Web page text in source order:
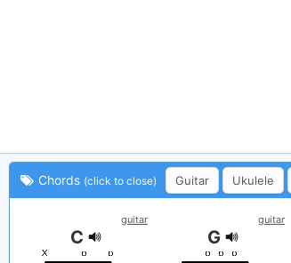
Chords (click to close) Guitar Ukulele
guitar
C
guitar
G